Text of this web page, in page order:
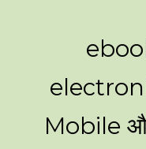
Mobile